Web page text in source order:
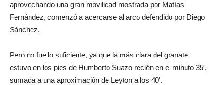
aprovechando una gran movilidad mostrada por Matías
Fernández, comenzó a acercarse al arco defendido por Diego
Sánchez.
Pero no fue lo suficiente, ya que la más clara del granate
estuvo en los pies de Humberto Suazo recién en el minuto 35′,
sumada a una aproximación de Leyton a los 40′.